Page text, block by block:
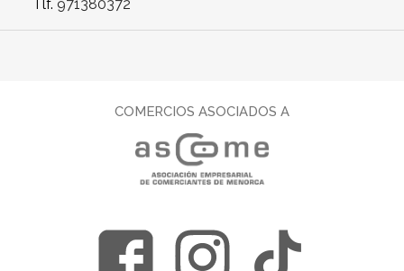
Tlf. 971380372
COMERCIOS ASOCIADOS A